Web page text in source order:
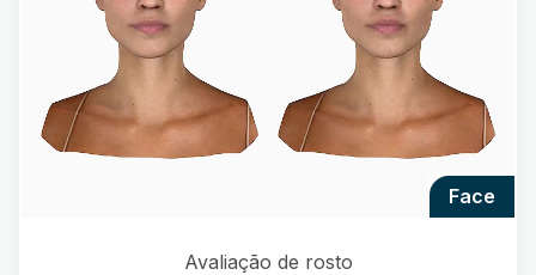
face
Avaliação de rosto